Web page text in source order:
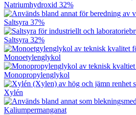
Natriumhydroxid 32%
Saltsyra 37%
Saltsyra 32%
Monoetylenglykol
Monopropylenglykol
Xylén
Kaliumpermanganat